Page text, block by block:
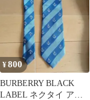
¥800
BURBERRY BLACK
LABEL ネクタイ アン